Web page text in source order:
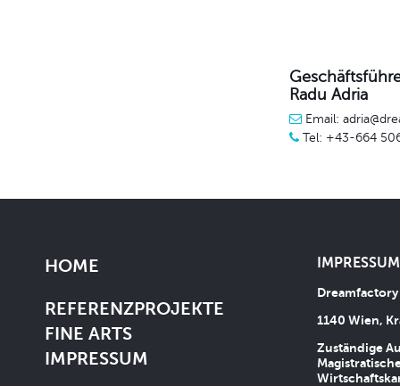
Radu Adria
Email:
Tel: +43-664
HOME
REFERENZPROJEKTE
FINE ARTS
IMPRESSUM
1140 Wien,
Zuständige